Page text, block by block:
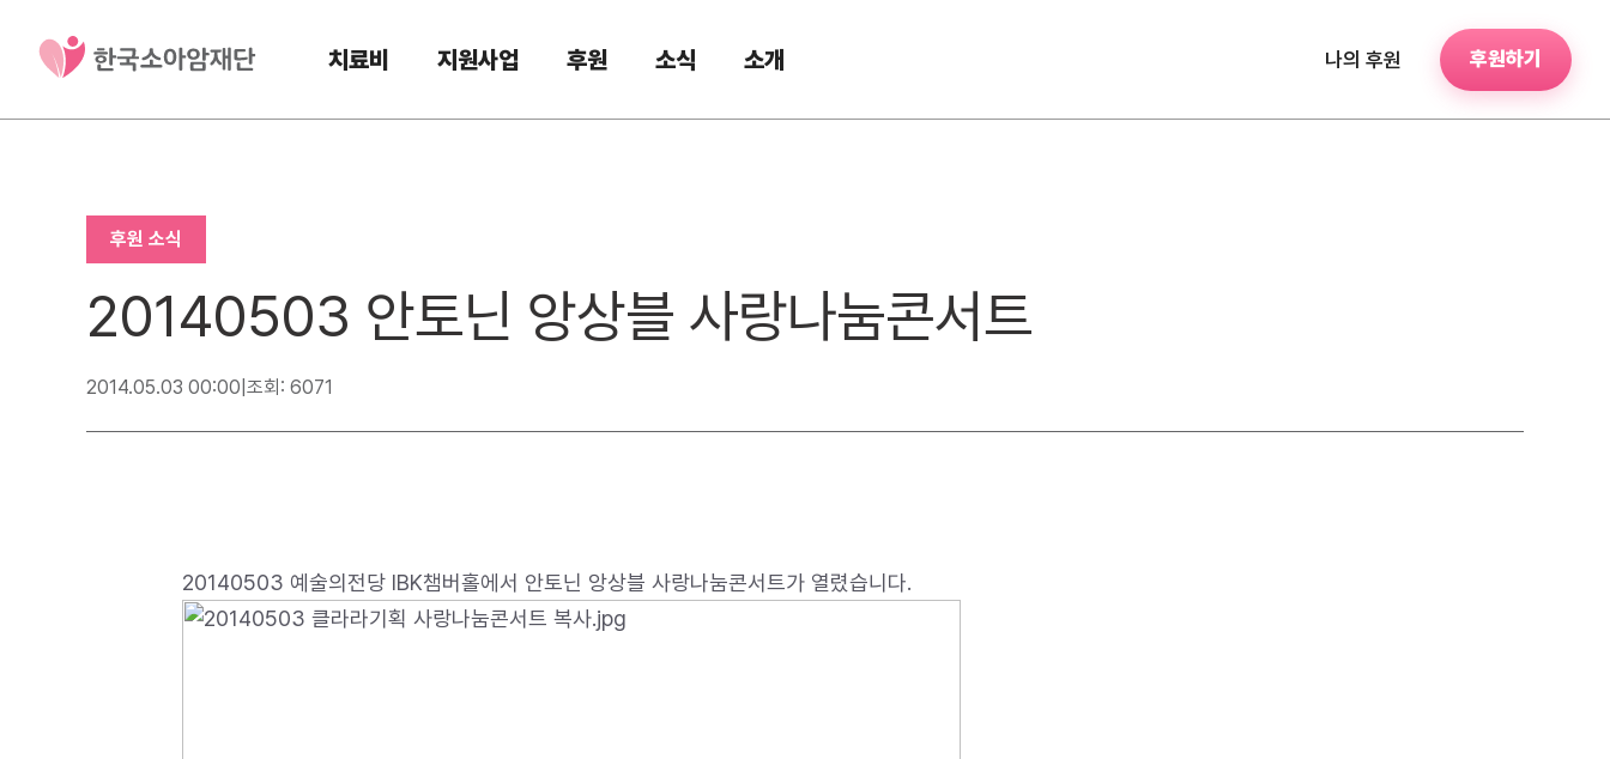
치료비 지원사업 후원 소식 소개 나의 후원 후원하기
후원 소식
20140503 안토닌 앙상블 사랑나눔콘서트
2014.05.03 00:00 조회: 6071
20140503 예술의전당 IBK챔버홀에서 안토닌 앙상블 사랑나눔콘서트가 열렸습니다.